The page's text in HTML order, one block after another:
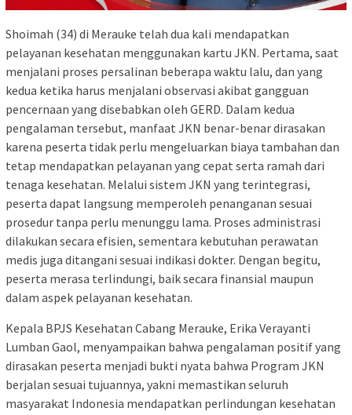
Shoimah (34) di Merauke telah dua kali mendapatkan
pelayanan kesehatan menggunakan kartu JKN. Pertama, saat
menjalani proses persalinan beberapa waktu lalu, dan yang
kedua ketika harus menjalani observasi akibat gangguan
pencernaan yang disebabkan oleh GERD. Dalam kedua
pengalaman tersebut, manfaat JKN benar-benar dirasakan
karena peserta tidak perlu mengeluarkan biaya tambahan dan
tetap mendapatkan pelayanan yang cepat serta ramah dari
tenaga kesehatan. Melalui sistem JKN yang terintegrasi,
peserta dapat langsung memperoleh penanganan sesuai
prosedur tanpa perlu menunggu lama. Proses administrasi
dilakukan secara efisien, sementara kebutuhan perawatan
medis juga ditangani sesuai indikasi dokter. Dengan begitu,
peserta merasa terlindungi, baik secara finansial maupun
dalam aspek pelayanan kesehatan.
Kepala BPJS Kesehatan Cabang Merauke, Erika Verayanti
Lumban Gaol, menyampaikan bahwa pengalaman positif yang
dirasakan peserta menjadi bukti nyata bahwa Program JKN
berjalan sesuai tujuannya, yakni memastikan seluruh
masyarakat Indonesia mendapatkan perlindungan kesehatan